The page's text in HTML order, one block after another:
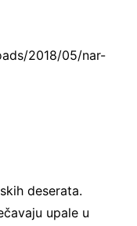
deserata.
upale u